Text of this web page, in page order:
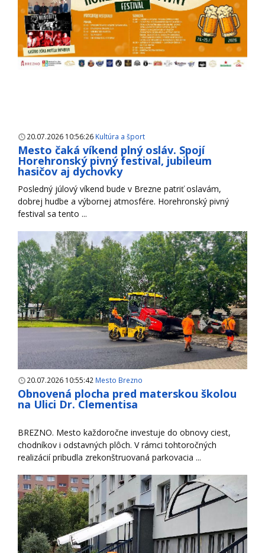
20.07.2026 10:56:26 Kultúra a šport
Mesto čaká víkend plný osláv. Spojí
Horehronský pivný festival, jubileum
hasičov aj dychovky
Posledný júlový víkend bude v Brezne patriť oslavám,
dobrej hudbe a výbornej atmosfére. Horehronský pivný
festival sa tento ...
20.07.2026 10:55:42 Mesto Brezno
Obnovená plocha pred materskou školou
na Ulici Dr. Clementisa
BREZNO. Mesto každoročne investuje do obnovy ciest,
chodníkov i odstavných plôch. V rámci tohtoročných
realizácií pribudla zrekonštruovaná parkovacia ...